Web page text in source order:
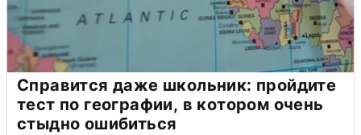
Справится даже школьник: пройдите
тест по географии, в котором очень
стыдно ошибиться